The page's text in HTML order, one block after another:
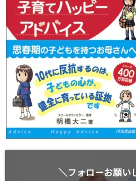
＼フォローお願い